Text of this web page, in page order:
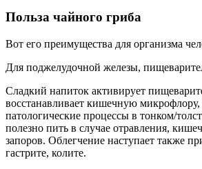
Польза чайного гриба
Вот его преимущества для организма
Для поджелудочной железы,
Сладкий напиток активирует
восстанавливает кишечную микрофлору,
патологические процессы в тонком/
полезно пить в случае отравления,
запоров. Облегчение наступает также
гастрите, колите.